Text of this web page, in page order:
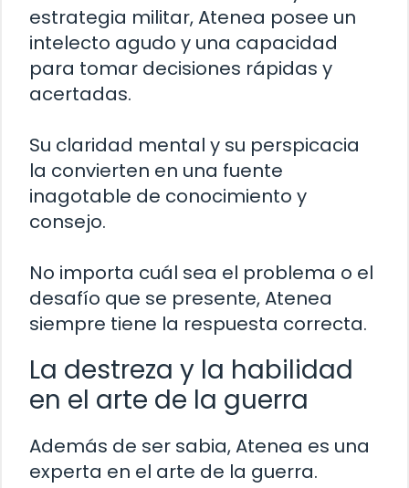
estrategia militar, Atenea posee un
intelecto agudo y una capacidad
para tomar decisiones rápidas y
acertadas.
Su claridad mental y su perspicacia
la convierten en una fuente
inagotable de conocimiento y
consejo.
No importa cuál sea el problema o el
desafío que se presente, Atenea
siempre tiene la respuesta correcta.
La destreza y la habilidad
en el arte de la guerra
Además de ser sabia, Atenea es una
experta en el arte de la guerra.